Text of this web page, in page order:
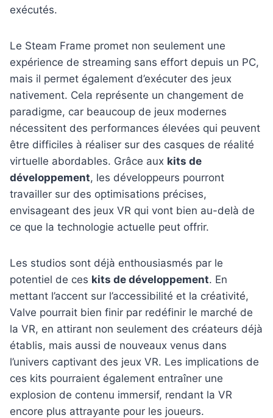
exécutés.
Le Steam Frame promet non seulement une
expérience de streaming sans effort depuis un PC,
mais il permet également d’exécuter des jeux
nativement. Cela représente un changement de
paradigme, car beaucoup de jeux modernes
nécessitent des performances élevées qui peuvent
être difficiles à réaliser sur des casques de réalité
virtuelle abordables. Grâce aux kits de
développement, les développeurs pourront
travailler sur des optimisations précises,
envisageant des jeux VR qui vont bien au-delà de
ce que la technologie actuelle peut offrir.
Les studios sont déjà enthousiasmés par le
potentiel de ces kits de développement. En
mettant l’accent sur l’accessibilité et la créativité,
Valve pourrait bien finir par redéfinir le marché de
la VR, en attirant non seulement des créateurs déjà
établis, mais aussi de nouveaux venus dans
l’univers captivant des jeux VR. Les implications de
ces kits pourraient également entraîner une
explosion de contenu immersif, rendant la VR
encore plus attrayante pour les joueurs.